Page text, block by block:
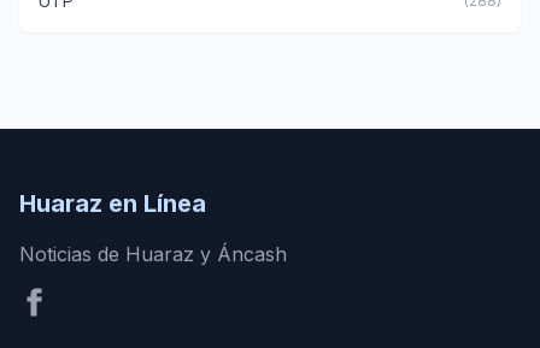
Huaraz en Línea
Noticias de Huaraz y Áncash